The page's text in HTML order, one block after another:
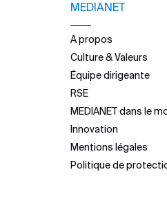
MEDIANET
A propos
Culture & Valeurs
Équipe dirigeante
RSE
MEDIANET dans le
Innovation
Mentions légales
Politique de